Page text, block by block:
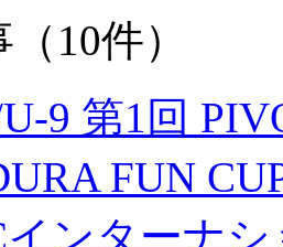
10件）
9 第1回
FUN
インターナ